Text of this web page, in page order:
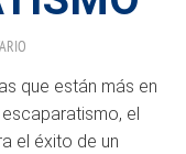
que están más en
el
el éxito de un